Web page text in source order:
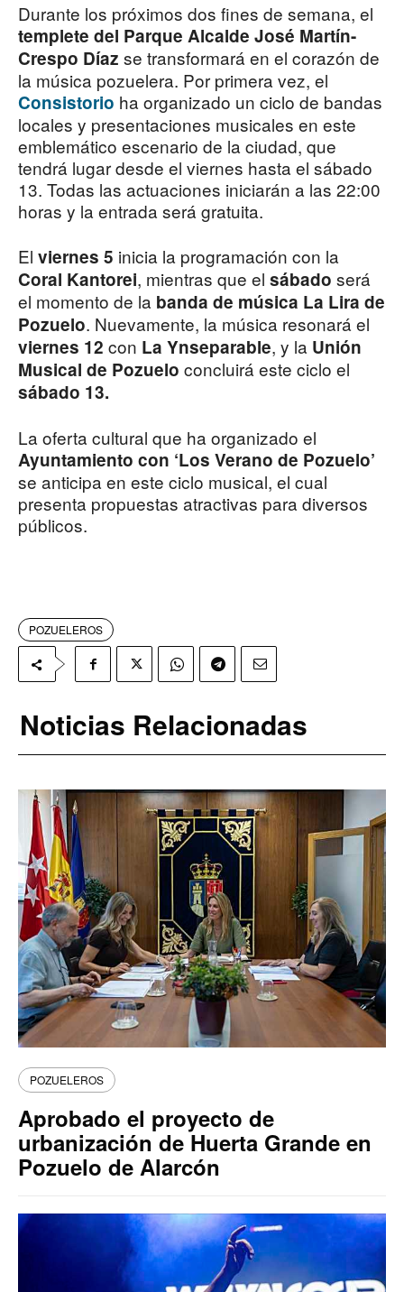
Durante los próximos dos fines de semana, el
templete del Parque Alcalde José Martín-
Crespo Díaz se transformará en el corazón de
la música pozuelera. Por primera vez, el
Consistorio ha organizado un ciclo de bandas
locales y presentaciones musicales en este
emblemático escenario de la ciudad, que
tendrá lugar desde el viernes hasta el sábado
13. Todas las actuaciones iniciarán a las 22:00
horas y la entrada será gratuita.
El viernes 5 inicia la programación con la
Coral Kantorei, mientras que el sábado será
el momento de la banda de música La Lira de
Pozuelo. Nuevamente, la música resonará el
viernes 12 con La Ynseparable, y la Unión
Musical de Pozuelo concluirá este ciclo el
sábado 13.
La oferta cultural que ha organizado el
Ayuntamiento con ‘Los Verano de Pozuelo’
se anticipa en este ciclo musical, el cual
presenta propuestas atractivas para diversos
públicos.
POZUELEROS
Noticias Relacionadas
POZUELEROS
Aprobado el proyecto de
urbanización de Huerta Grande en
Pozuelo de Alarcón